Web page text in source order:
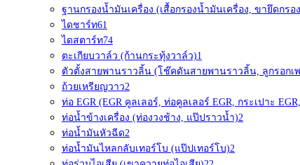
ฐานกรองน้ำมันเครื่อง (เสื้อกรองน้ำมันเครื่อง, ขายึดกรอ
ไดชาร์ท61
ไดสตาร์ท74
ตะเกียบวาล์ว (ก้านกระทุ้งวาล์ว)1
ตัวตั้งสายพานราวลิ้น (โช๊คดันสายพานราวลิ้น, ลูกรอกเ
ถ้วยเหรียญวาว2
ท่อ EGR (EGR คูลเลอร์, ท่อคูลเลอร์ EGR, กระเปาะ
ท่อน้ำข้างเครื่อง (ท่องวงช้าง, แป๊ปราวน้ำ)2
ท่อน้ำมันหัวฉีด2
ท่อน้ำมันไหลกลับเทอร์โบ (แป๊ปเทอร์โบ)2